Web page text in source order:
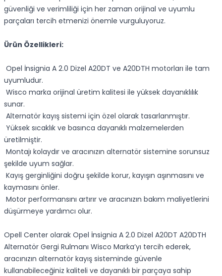
güvenliği ve verimliliği için her zaman orijinal ve uyumlu
parçaları tercih etmenizi önemle vurguluyoruz.
Ürün Özellikleri:
Opel İnsignia A 2.0 Dizel A20DT ve A20DTH motorları ile tam
uyumludur.
Wisco marka orijinal üretim kalitesi ile yüksek dayanıklılık
sunar.
Alternatör kayış sistemi için özel olarak tasarlanmıştır.
Yüksek sıcaklık ve basınca dayanıklı malzemelerden
üretilmiştir.
Montajı kolaydır ve aracınızın alternatör sistemine sorunsuz
şekilde uyum sağlar.
Kayış gerginliğini doğru şekilde korur, kayışın aşınmasını ve
kaymasını önler.
Motor performansını artırır ve aracınızın bakım maliyetlerini
düşürmeye yardımcı olur.
Opell Center olarak Opel İnsignia A 2.0 Dizel A20DT A20DTH
Alternatör Gergi Rulmanı Wisco Marka’yı tercih ederek,
aracınızın alternatör kayış sisteminde güvenle
kullanabileceğiniz kaliteli ve dayanıklı bir parçaya sahip